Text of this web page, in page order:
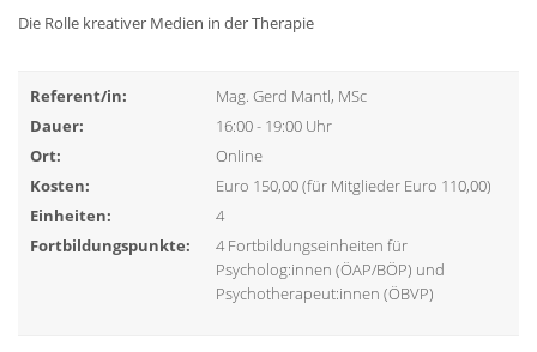
Die Rolle kreativer Medien in der Therapie
Referent/in:
Mag. Gerd Mantl, MSc
Dauer:
16:00 - 19:00 Uhr
Ort:
Online
Kosten:
Euro 150,00 (für Mitglieder Euro 110,00)
Einheiten:
4
Fortbildungspunkte:
4 Fortbildungseinheiten für
Psycholog:innen (ÖAP/BÖP) und
Psychotherapeut:innen (ÖBVP)